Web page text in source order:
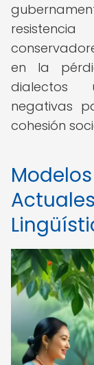
en la
dialectos
negativas
cohesión